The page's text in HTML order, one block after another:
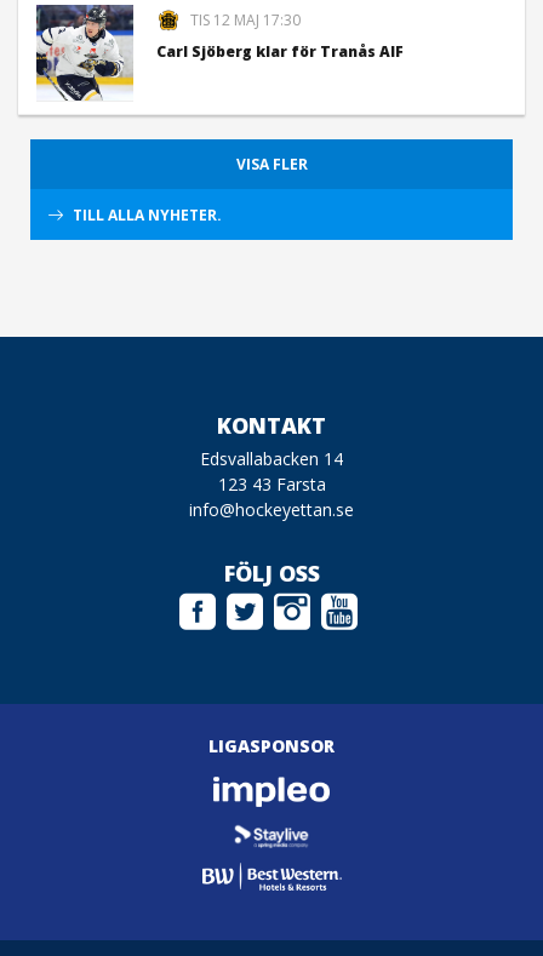
TIS 12 MAJ 17:30
Carl Sjöberg klar för Tranås AIF
VISA FLER
TILL ALLA NYHETER.
KONTAKT
Edsvallabacken 14
123 43 Farsta
info@hockeyettan.se
FÖLJ OSS
LIGASPONSOR